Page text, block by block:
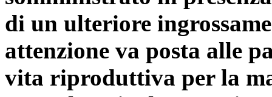
di un ulteriore
attenzione va posta alle
vita riproduttiva per la